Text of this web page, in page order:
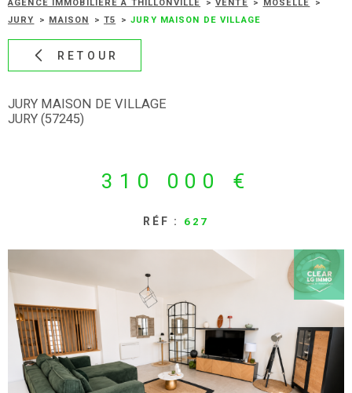
BIENS
AGENCE IMMOBILIÈRE À THILLONVILLE VENTE
MOSELLE
JURY
MAISON T5 JURY MAISON DE VILLAGE
RETOUR
JURY MAISON DE VILLAGE
JURY (57245)
310 000 €
RÉF : 627
TYPE
DE
TYPE DE BIEN
CHAMPS
RECHERCHER